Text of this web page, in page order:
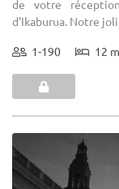
de votre
d'Ikaburua. Notre
1-190 12